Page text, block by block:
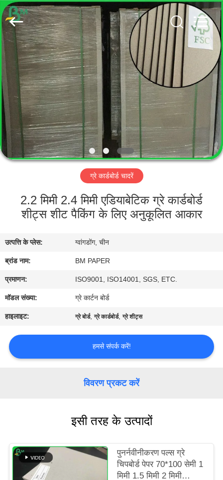
घर
उत्पादों
हमारे
बारे
में
भ्रमण
नियंत्रण
संपर्क
करें
मामलों
POLICY
GUANGZHOU
BMPAPER
CO.,
LTD..
All
Rights
Reserved.
ग्रे कार्डबोर्ड चादरें
2.2 मिमी 2.4 मिमी एडियाबेटिक ग्रे कार्डबोर्ड
शीट्स शीट पैकिंग के लिए अनुकूलित आकार
उत्पत्ति के प्लेस: ग्वांगडोंग, चीन
ब्रांड नाम: BM PAPER
प्रमाणन: ISO9001, ISO14001, SGS, ETC.
मॉडल संख्या: ग्रे कार्टन बोर्ड
हाइलाइट: ग्रे बोर्ड,ग्रे कार्डबोर्ड,ग्रे शीट्स
हमसे संपर्क करें!
विवरण प्रकट करें
इसी तरह के उत्पादों
पुनर्नवीनीकरण पल्स ग्रे
चिपबोर्ड पेपर 70*100 सेमी 1
मिमी 1.5 मिमी 2 मिमी